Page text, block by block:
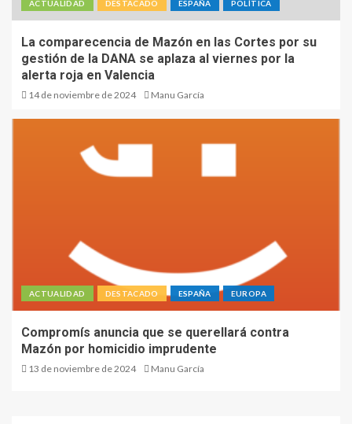
ACTUALIDAD DESTACADO ESPAÑA POLÍTICA
La comparecencia de Mazón en las Cortes por su
gestión de la DANA se aplaza al viernes por la
alerta roja en Valencia
14 de noviembre de 2024 Manu García
ACTUALIDAD DESTACADO ESPAÑA EUROPA
Compromís anuncia que se querellará contra
Mazón por homicidio imprudente
13 de noviembre de 2024 Manu García